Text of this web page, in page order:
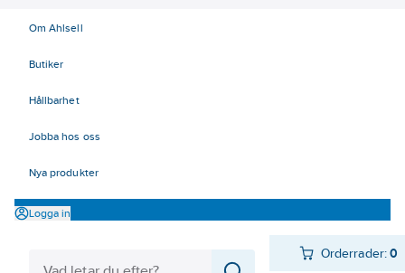
Om Ahlsell
Butiker
Hållbarhet
Jobba hos oss
Nya produkter
Logga in
Orderrader:0